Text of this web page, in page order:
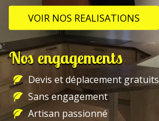
VOIR NOS REALISATIONS
Nos engagements
Devis et déplacement gratuits
Sans engagement
Artisan passionné